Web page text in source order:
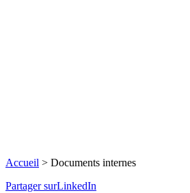
Accueil > Documents internes
Partager surLinkedIn